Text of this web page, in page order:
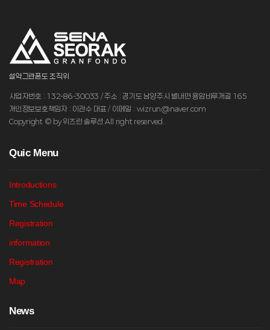
설악그란폰도 조직위
사업자번호 : 132-86-30033 / 주소 : 경기도 남양주시 별내면 용암비루개길 165
개인정보보호책임자 : 이관수 대표 / 이메일 : wizrun@naver.com
Copyright © by 위즈런 솔루션 All right reserved.
Quic Menu
Introductions
Time Schedule
Registration
information
Registration
Map
News